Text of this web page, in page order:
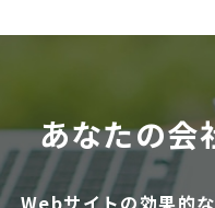
あなたの会
Webサイトの効果的